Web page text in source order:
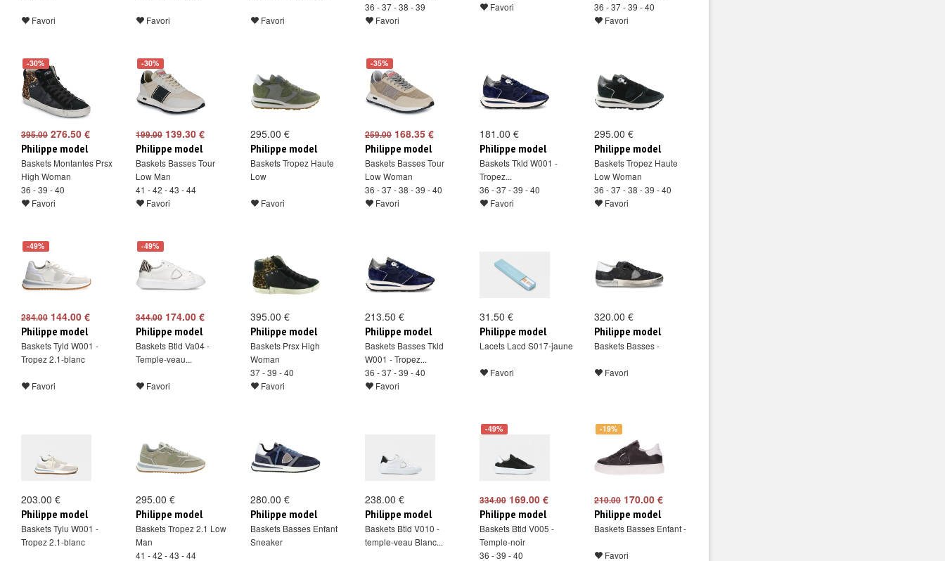
Favori Favori Favori
36 - 37 - 38 - 39
Favori
Favori
36 - 37 - 39 - 40
Favori
-30%
395.00 276.50 €
Philippe model
Baskets Montantes Prsx
High Woman
36 - 39 - 40
Favori
-30%
199.00 139.30 €
Philippe model
Baskets Basses Tour
Low Man
41 - 42 - 43 - 44
Favori
295.00 €
Philippe model
Baskets Tropez Haute
Low
Favori
-35%
259.00 168.35 €
Philippe model
Baskets Basses Tour
Low Woman
36 - 37 - 38 - 39 - 40
Favori
181.00 €
Philippe model
Baskets Tkld W001 -
Tropez...
36 - 37 - 39 - 40
Favori
295.00 €
Philippe model
Baskets Tropez Haute
Low Woman
36 - 37 - 38 - 39 - 40
Favori
-49%
284.00 144.00 €
Philippe model
Baskets Tyld W001 -
Tropez 2.1-blanc
Favori
-49%
344.00 174.00 €
Philippe model
Baskets Btld Va04 -
Temple-veau...
Favori
395.00 €
Philippe model
Baskets Prsx High
Woman
37 - 39 - 40
Favori
213.50 €
Philippe model
Baskets Basses Tkld
W001 - Tropez...
36 - 37 - 39 - 40
Favori
31.50 €
Philippe model
Lacets Lacd S017-jaune
Favori
320.00 €
Philippe model
Baskets Basses -
Favori
203.00 €
Philippe model
Baskets Tylu W001 -
Tropez 2.1-blanc
295.00 €
Philippe model
Baskets Tropez 2.1 Low
Man
41 - 42 - 43 - 44
280.00 €
Philippe model
Baskets Basses Enfant
Sneaker
238.00 €
Philippe model
Baskets Btld V010 -
temple-veau Blanc...
-49%
334.00 169.00 €
Philippe model
Baskets Btld V005 -
Temple-noir
36 - 39 - 40
-19%
210.00 170.00 €
Philippe model
Baskets Basses Enfant -
Favori